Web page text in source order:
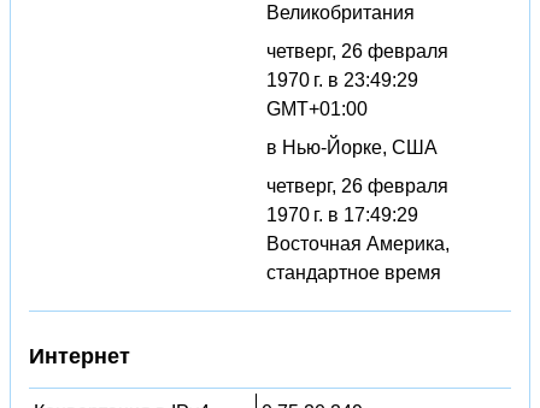
Великобритания
четверг, 26 февраля
1970 г. в 23:49:29
GMT+01:00
в Нью-Йорке, США
четверг, 26 февраля
1970 г. в 17:49:29
Восточная Америка,
стандартное время
Интернет